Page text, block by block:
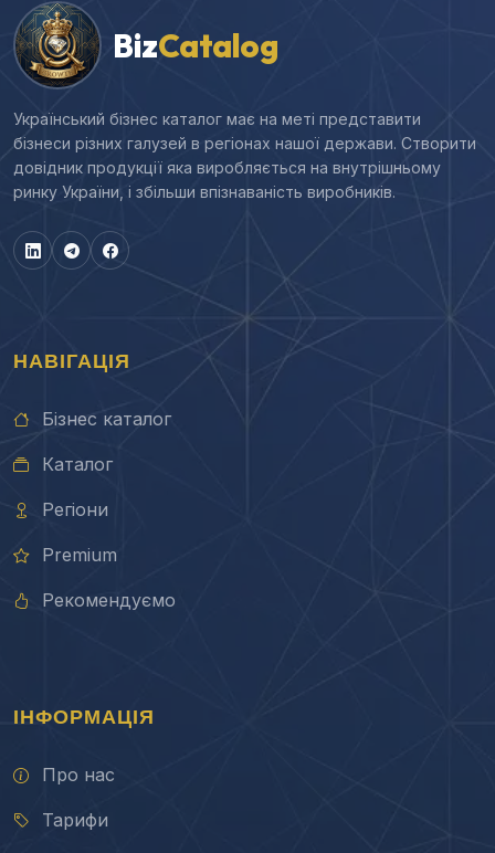
BizCatalog
Український бізнес каталог має на меті представити
бізнеси різних галузей в регіонах нашої держави. Створити
довідник продукції яка виробляється на внутрішньому
ринку України, і збільши впізнаваність виробників.
НАВІГАЦІЯ
Бізнес каталог
Каталог
Регіони
Premium
Рекомендуємо
ІНФОРМАЦІЯ
Про нас
Тарифи